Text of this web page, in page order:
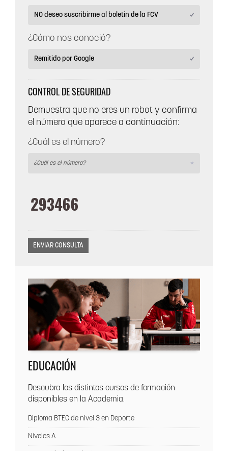
¿Cómo nos conoció?
CONTROL DE SEGURIDAD
Demuestra que no eres un robot y confirma
el número que aparece a continuación:
¿Cuál es el número?
EDUCACIÓN
Descubra los distintos cursos de formación
disponibles en la Academia.
Diploma BTEC de nivel 3 en Deporte
Niveles A